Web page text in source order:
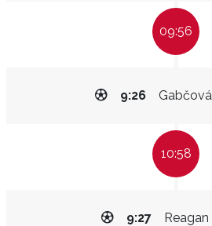
09:56
9:26
10:58
9:27